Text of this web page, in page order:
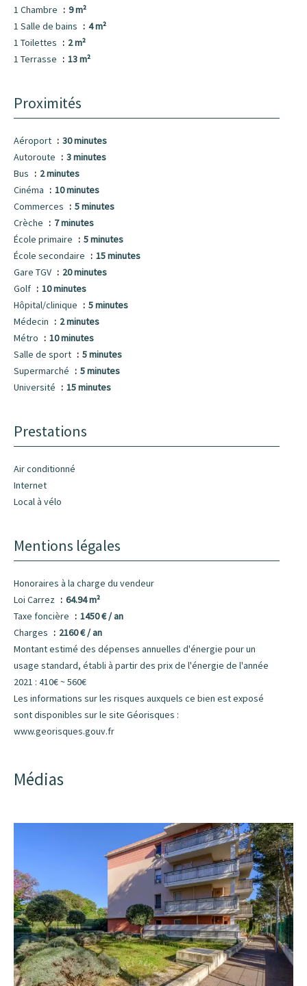
1 Chambre
9 m²
1 Salle de bains
4 m²
1 Toilettes
2 m²
1 Terrasse
13 m²
Proximités
Aéroport
30 minutes
Autoroute
3 minutes
Bus
2 minutes
Cinéma
10 minutes
Commerces
5 minutes
Crèche
7 minutes
École primaire
5 minutes
École secondaire
15 minutes
Gare TGV
20 minutes
Golf
10 minutes
Hôpital/clinique
5 minutes
Médecin
2 minutes
Métro
10 minutes
Salle de sport
5 minutes
Supermarché
5 minutes
Université
15 minutes
Prestations
Air conditionné
Internet
Local à vélo
Mentions légales
Honoraires à la charge du vendeur
Loi Carrez
64.94 m²
Taxe foncière
1450 € / an
Charges
2160 € / an
Montant estimé des dépenses annuelles d'énergie pour un
usage standard, établi à partir des prix de l'énergie de l'année
2021 : 410€ ~ 560€
Les informations sur les risques auxquels ce bien est exposé
sont disponibles sur le site Géorisques :
www.georisques.gouv.fr
Médias